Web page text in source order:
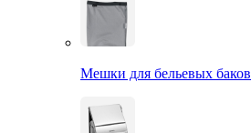
Мешки для бельевых баков